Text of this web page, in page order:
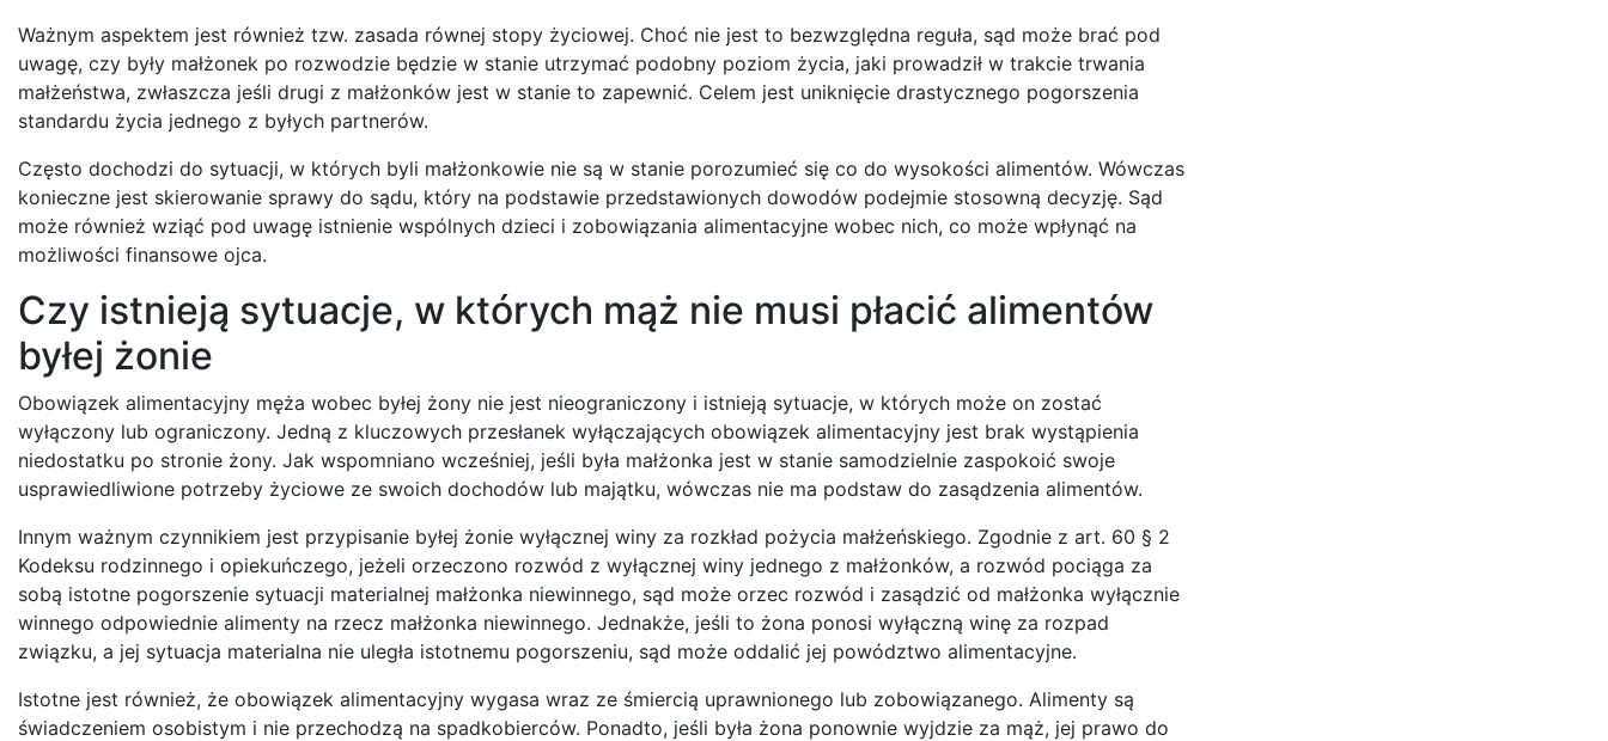
Ważnym aspektem jest również tzw. zasada równej stopy życiowej. Choć nie jest to bezwzględna reguła, sąd może brać pod
uwagę, czy były małżonek po rozwodzie będzie w stanie utrzymać podobny poziom życia, jaki prowadził w trakcie trwania
małżeństwa, zwłaszcza jeśli drugi z małżonków jest w stanie to zapewnić. Celem jest uniknięcie drastycznego pogorszenia
standardu życia jednego z byłych partnerów.
Często dochodzi do sytuacji, w których byli małżonkowie nie są w stanie porozumieć się co do wysokości alimentów. Wówczas
konieczne jest skierowanie sprawy do sądu, który na podstawie przedstawionych dowodów podejmie stosowną decyzję. Sąd
może również wziąć pod uwagę istnienie wspólnych dzieci i zobowiązania alimentacyjne wobec nich, co może wpłynąć na
możliwości finansowe ojca.
Czy istnieją sytuacje, w których mąż nie musi płacić alimentów
byłej żonie
Obowiązek alimentacyjny męża wobec byłej żony nie jest nieograniczony i istnieją sytuacje, w których może on zostać
wyłączony lub ograniczony. Jedną z kluczowych przesłanek wyłączających obowiązek alimentacyjny jest brak wystąpienia
niedostatku po stronie żony. Jak wspomniano wcześniej, jeśli była małżonka jest w stanie samodzielnie zaspokoić swoje
usprawiedliwione potrzeby życiowe ze swoich dochodów lub majątku, wówczas nie ma podstaw do zasądzenia alimentów.
Innym ważnym czynnikiem jest przypisanie byłej żonie wyłącznej winy za rozkład pożycia małżeńskiego. Zgodnie z art. 60 § 2
Kodeksu rodzinnego i opiekuńczego, jeżeli orzeczono rozwód z wyłącznej winy jednego z małżonków, a rozwód pociąga za
sobą istotne pogorszenie sytuacji materialnej małżonka niewinnego, sąd może orzec rozwód i zasądzić od małżonka wyłącznie
winnego odpowiednie alimenty na rzecz małżonka niewinnego. Jednakże, jeśli to żona ponosi wyłączną winę za rozpad
związku, a jej sytuacja materialna nie uległa istotnemu pogorszeniu, sąd może oddalić jej powództwo alimentacyjne.
Istotne jest również, że obowiązek alimentacyjny wygasa wraz ze śmiercią uprawnionego lub zobowiązanego. Alimenty są
świadczeniem osobistym i nie przechodzą na spadkobierców. Ponadto, jeśli była żona ponownie wyjdzie za mąż, jej prawo do